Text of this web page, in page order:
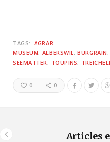
TAGS:
AGRAR
MUSEUM ALBERSWIL BURGRAIN
SEEMATTER
TOUPINS
0 0
Articles